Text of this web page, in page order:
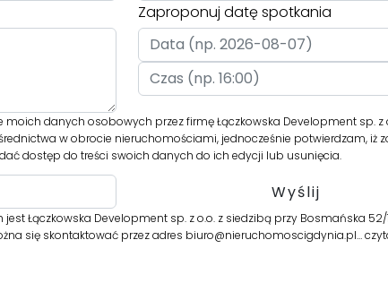
Zaproponuj datę spotkania
moich danych osobowych przez firmę Łączkowska Development sp. z
w obrocie nieruchomościami, jednocześnie potwierdzam, iż
dostęp do treści swoich danych do ich edycji lub usunięcia.
Łączkowska Development sp. z o.o. z siedzibą przy Bosmańska 52/1,
się skontaktować przez adres biuro@nieruchomoscigdynia.pl…